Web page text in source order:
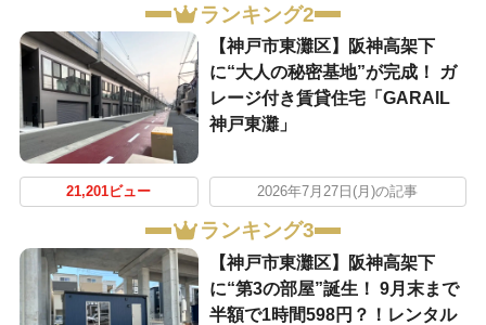
ランキング2
【神戸市東灘区】阪神高架下
に“大人の秘密基地”が完成！ ガ
レージ付き賃貸住宅「GARAIL
神戸東灘」
21,201ビュー 2026年7月27日(月)の記事
ランキング3
【神戸市東灘区】阪神高架下
に“第3の部屋”誕生！ 9月末まで
半額で1時間598円？！レンタル